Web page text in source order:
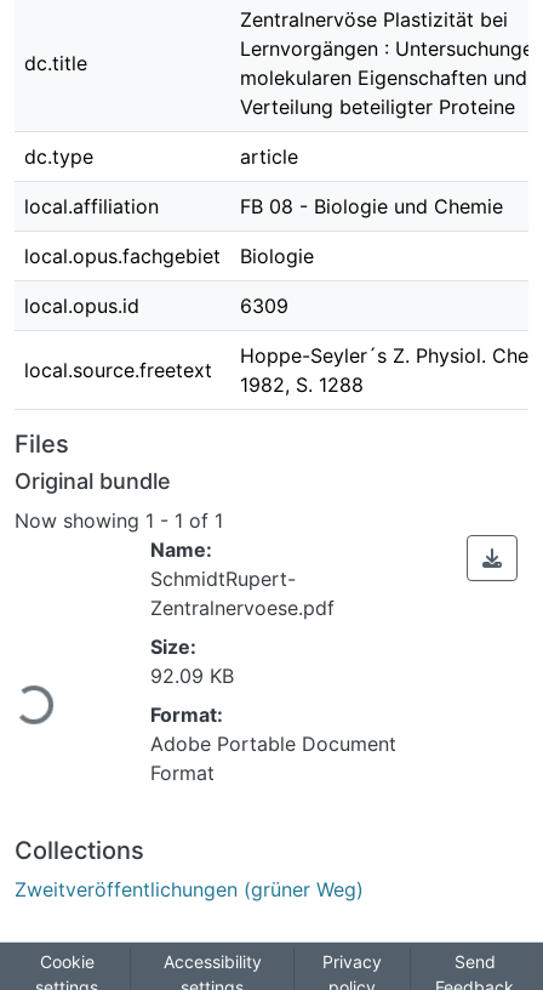
dc.title
Zentralnervöse Plastizität bei
Lernvorgängen :
molekularen Eigenschaften und
Verteilung beteiligter Proteine
dc.type article
local.affiliation FB 08 - Biologie und Chemie
local.opus.fachgebiet Biologie
local.opus.id 6309
local.source.freetext
Hoppe-Seyler´s Z. Physiol.
1982, S. 1288
Files
Original bundle
Now showing 1 - 1 of 1
Name:
SchmidtRupert-
Zentralnervoese.pdf
Size:
92.09 KB
Format:
Adobe Portable Document
Format
Collections
Zweitveröffentlichungen (grüner Weg)
Cookie
Accessibility
Privacy
Send